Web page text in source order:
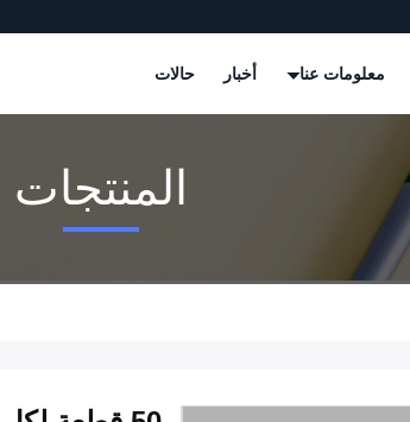
معلومات عنا أخبار حالات
المنتجات